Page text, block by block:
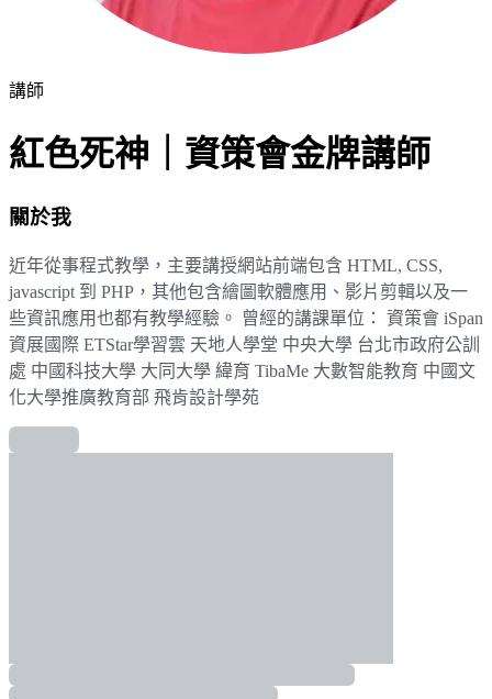
講師
紅色死神｜資策會金牌講師
關於我
近年從事程式教學，主要講授網站前端包含 HTML, CSS,
javascript 到 PHP，其他包含繪圖軟體應用、影片剪輯以及一
些資訊應用也都有教學經驗。 曾經的講課單位： 資策會 iSpan
資展國際 ETStar學習雲 天地人學堂 中央大學 台北市政府公訓
處 中國科技大學 大同大學 緯育 TibaMe 大數智能教育 中國文
化大學推廣教育部 飛肯設計學苑